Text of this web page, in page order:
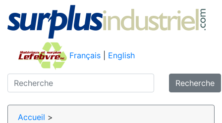
Français English
Recherche
Accueil >